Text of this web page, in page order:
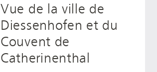
Vue de la ville de
Diessenhofen et du
Couvent de
Catherinenthal